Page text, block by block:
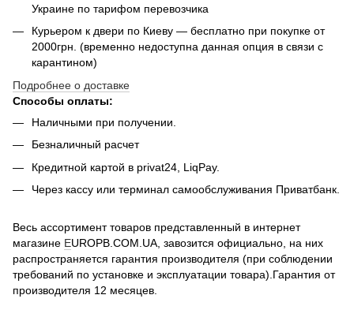
Украине по тарифом перевозчика
Курьером к двери по Киеву — бесплатно при покупке от
2000грн. (временно недоступна данная опция в связи с
карантином)
Подробнее о доставке
Способы оплаты:
Наличными при получении.
Безналичный расчет
Кредитной картой в privat24, LiqPay.
Через кассу или терминал самообслуживания Приватбанк.
Весь ассортимент товаров представленный в интернет
магазине EUROPB.COM.UA, завозится официально, на них
распространяется гарантия производителя (при соблюдении
требований по установке и эксплуатации товара).Гарантия от
производителя 12 месяцев.